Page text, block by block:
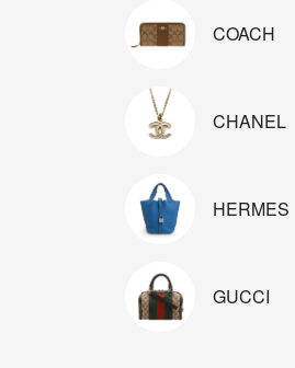
COACH
CHANEL
HERMES
GUCCI